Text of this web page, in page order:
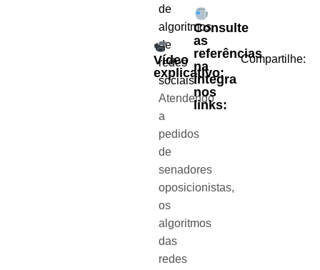
de
algoritmos
de
redes
sociais:
Atendendo
a
pedidos
de
senadores
oposicionistas,
os
algoritmos
das
redes
Vídeo
explicativo:
Consulte
as
referências
na
íntegra
nos
links:
Compartilhe: